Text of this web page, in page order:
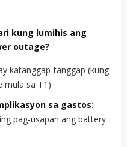
kung lumihis ang
outage?
katanggap-tanggap (kung
mula sa T1)
sa gastos:
pag-usapan ang battery